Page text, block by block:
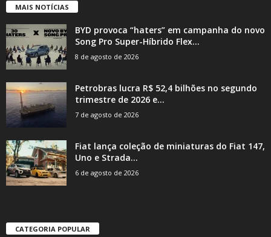
MAIS NOTÍCIAS
BYD provoca “haters” em campanha do novo
Song Pro Super-Híbrido Flex...
8 de agosto de 2026
Petrobras lucra R$ 52,4 bilhões no segundo
trimestre de 2026 e...
7 de agosto de 2026
Fiat lança coleção de miniaturas do Fiat 147,
Uno e Strada...
6 de agosto de 2026
CATEGORIA POPULAR